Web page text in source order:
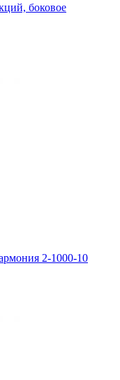
боковое
2‑1000‑10